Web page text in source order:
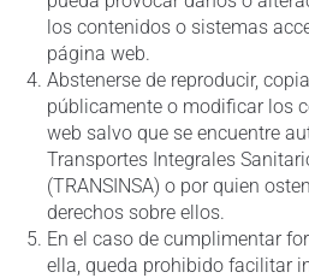
los contenidos o sistemas
página web.
Abstenerse de reproducir,
públicamente o modificar los
web salvo que se encuentre
Transportes Integrales
(TRANSINSA) o por quien
derechos sobre ellos.
En el caso de cumplimentar
ella, queda prohibido facilitar